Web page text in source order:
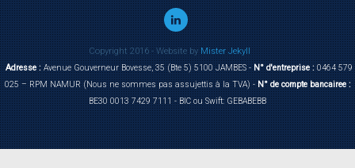
Copyright 2016 - Website byMister Jekyll
Adresse :Avenue Gouverneur Bovesse, 35 (Bte 5) 5100 JAMBES - N° d'entreprise :0464 579
025 – RPM NAMUR (Nous ne sommes pas assujettis à la TVA) -N° de compte bancairee :
BE30 0013 7429 7111 - BIC ou Swift: GEBABEBB